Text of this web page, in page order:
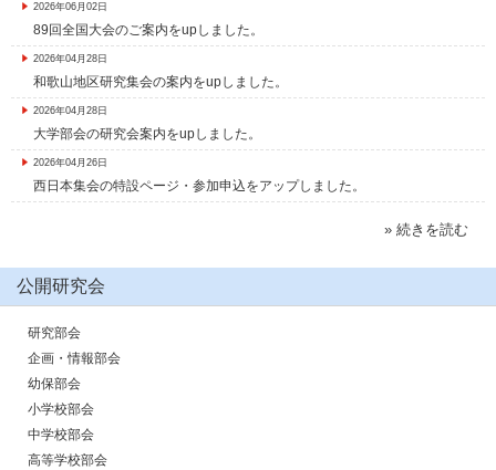
2026年06月02日
89回全国大会のご案内をupしました。
2026年04月28日
和歌山地区研究集会の案内をupしました。
2026年04月28日
大学部会の研究会案内をupしました。
2026年04月26日
西日本集会の特設ページ・参加申込をアップしました。
» 続きを読む
公開研究会
研究部会
企画・情報部会
幼保部会
小学校部会
中学校部会
高等学校部会